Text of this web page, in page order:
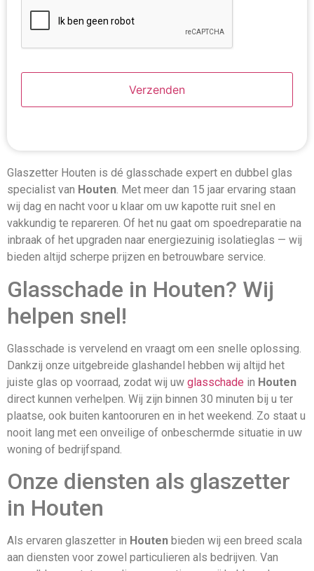
Glaszetter Houten is dé glasschade expert en dubbel glas
specialist van Houten. Met meer dan 15 jaar ervaring staan
wij dag en nacht voor u klaar om uw kapotte ruit snel en
vakkundig te repareren. Of het nu gaat om spoedreparatie na
inbraak of het upgraden naar energiezuinig isolatieglas — wij
bieden altijd scherpe prijzen en betrouwbare service.
Glasschade in Houten? Wij
helpen snel!
Glasschade is vervelend en vraagt om een snelle oplossing.
Dankzij onze uitgebreide glashandel hebben wij altijd het
juiste glas op voorraad, zodat wij uw glasschade in Houten
direct kunnen verhelpen. Wij zijn binnen 30 minuten bij u ter
plaatse, ook buiten kantooruren en in het weekend. Zo staat u
nooit lang met een onveilige of onbeschermde situatie in uw
woning of bedrijfspand.
Onze diensten als glaszetter
in Houten
Als ervaren glaszetter in Houten bieden wij een breed scala
aan diensten voor zowel particulieren als bedrijven. Van